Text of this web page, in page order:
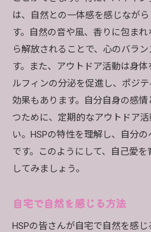
は、自然との一体感を感じなが
す。自然の音や風、香りに包ま
ら解放されることで、心のバラ
す。また、アウトドア活動は身
ルフィンの分泌を促進し、ポジ
効果もあります。自分自身の感
つために、定期的なアウトドア
い。HSPの特性を理解し、自分
です。このようにして、自己愛
してみましょう。
自宅で自然を感じる方法
HSPの皆さんが自宅で自然を感